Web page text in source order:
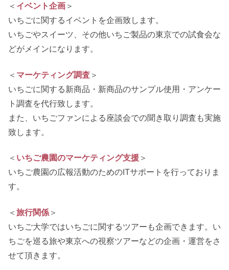
＜ イベント企画 ＞
いちごに関するイベントを企画致します。
いちごやスイーツ、その他いちご製品の東京での試食会な
どがメインになります。
＜ マーケティング調査 ＞
いちごに関する新商品・新商品のサンプル使用・アンケー
ト調査を代行致します。
また、いちごファンによる座談会での聞き取り調査も実施
致します。
＜ いちご農園のマーケティング支援 ＞
いちご農園の広報活動のためのITサポートを行っておりま
す。
＜ 旅行関係 ＞
いちご大学ではいちごに関するツアーも企画できます。い
ちごを巡る旅や東京への視察ツアーなどの企画・運営をさ
せて頂きます。